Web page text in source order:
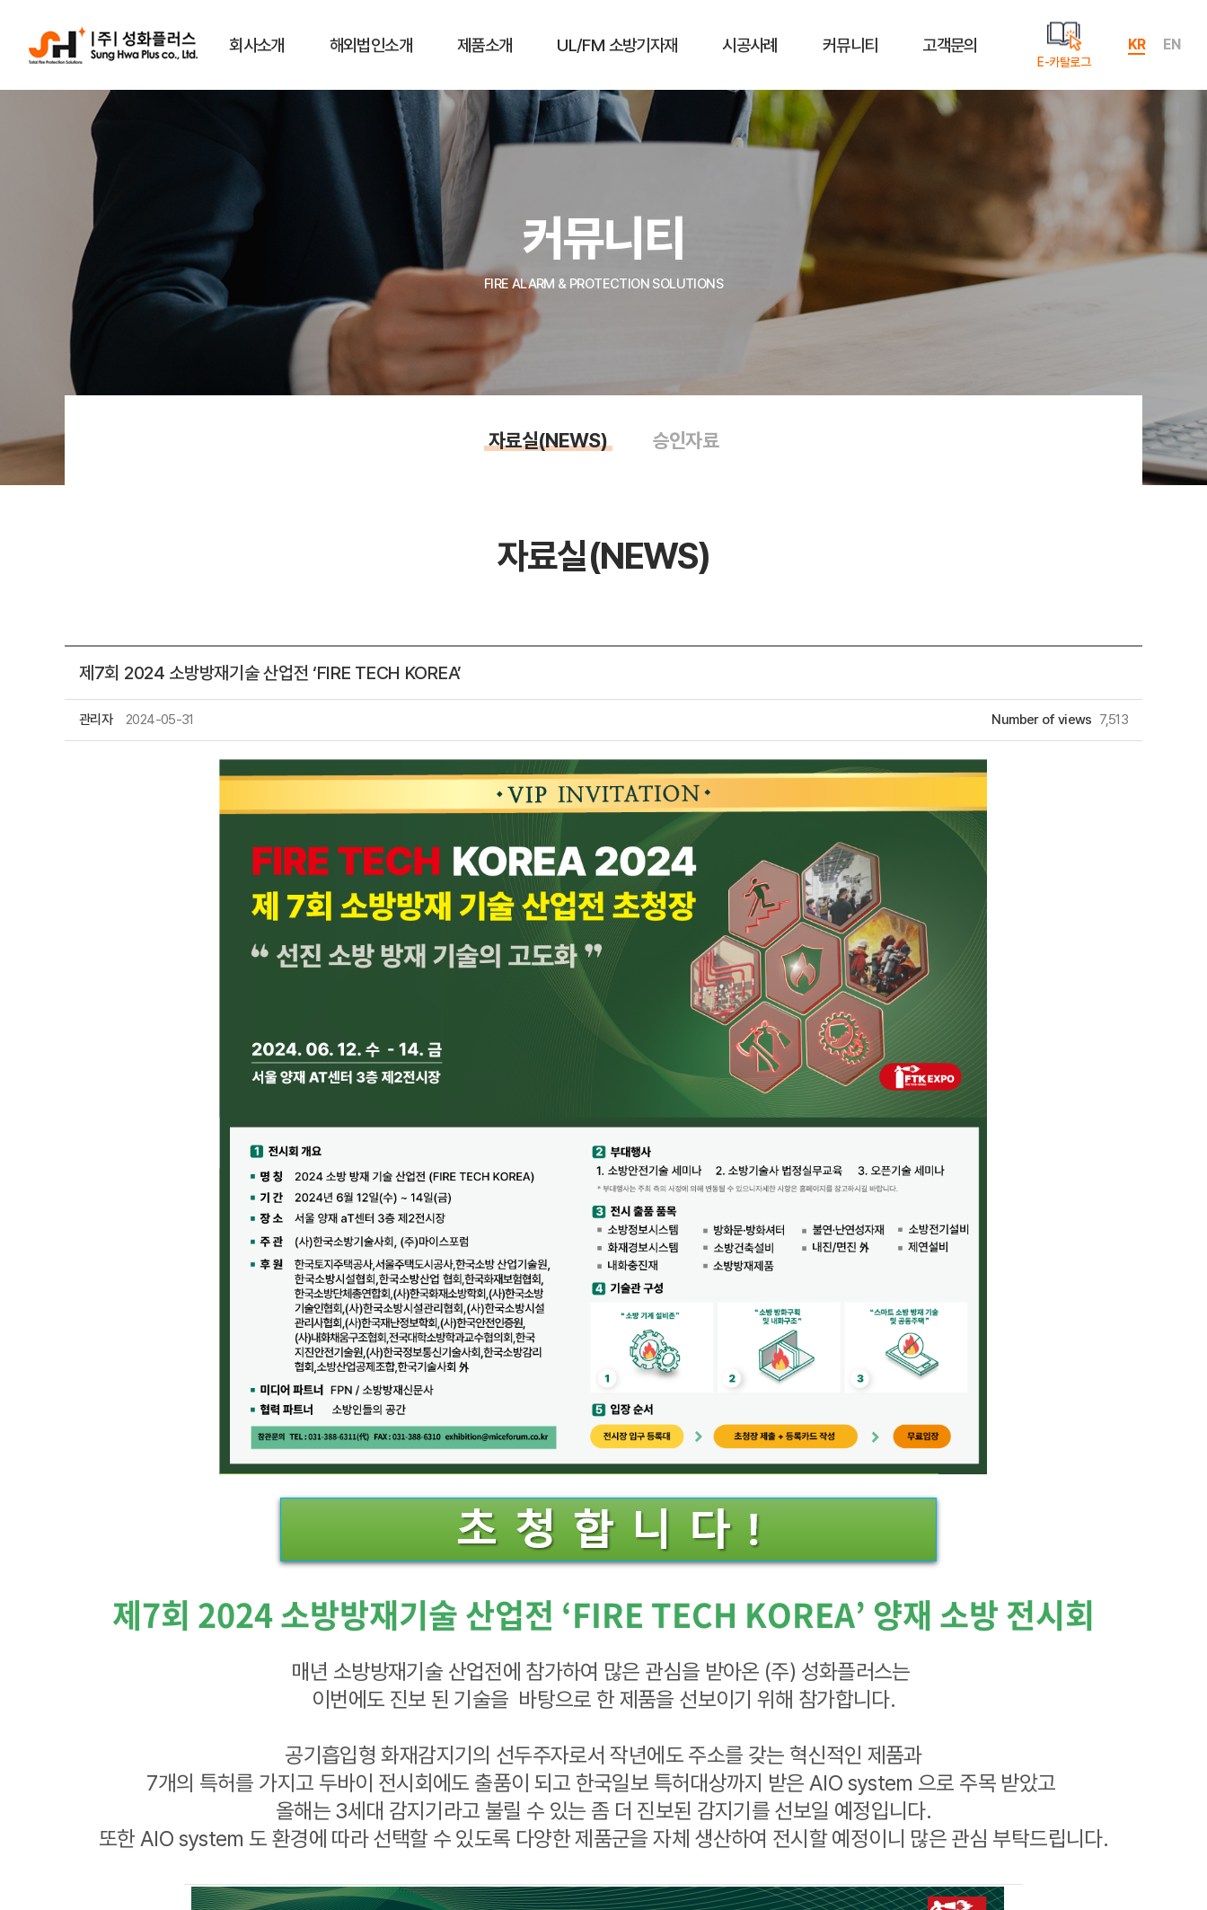
회사소개 해외법인소개 제품소개 UL/FM 소방기자재 시공사례 커뮤니티 고객문의
E-카탈로그
KR EN
커뮤니티
FIRE ALARM & PROTECTION SOLUTIONS
자료실(NEWS) 승인자료
자료실(NEWS)
제7회 2024 소방방재기술 산업전 ‘FIRE TECH KOREA’
관리자 2024-05-31 Number of views 7,513
제7회 2024 소방방재기술 산업전 ‘FIRE TECH KOREA’ 양재 소방 전시회
매년 소방방재기술 산업전에 참가하여 많은 관심을 받아온 (주) 성화플러스는
이번에도 진보 된 기술을 바탕으로 한 제품을 선보이기 위해 참가합니다.
공기흡입형 화재감지기의 선두주자로서 작년에도 주소를 갖는 혁신적인 제품과
7개의 특허를 가지고 두바이 전시회에도 출품이 되고 한국일보 특허대상까지 받은 AIO system 으로 주목 받았고
올해는 3세대 감지기라고 불릴 수 있는 좀 더 진보된 감지기를 선보일 예정입니다.
또한 AIO system 도 환경에 따라 선택할 수 있도록 다양한 제품군을 자체 생산하여 전시할 예정이니 많은 관심 부탁드립니다.